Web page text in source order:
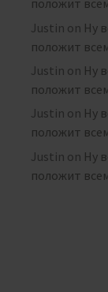
положит
Justin on Ну
положит
Justin on Ну
положит
Justin on Ну
положит
Justin on Ну
положит